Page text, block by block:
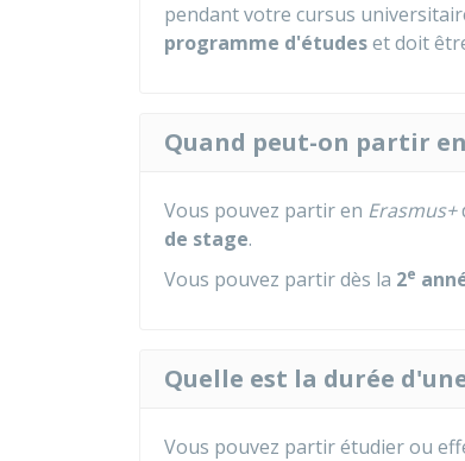
pendant votre cursus
programme d'étudeset doit
Quand peut-on partir en
Vous pouvez partir en Erasmus+
de stage.
Vous pouvez partir dès la 2e
Quelle est la durée
Vous pouvez partir étudier ou